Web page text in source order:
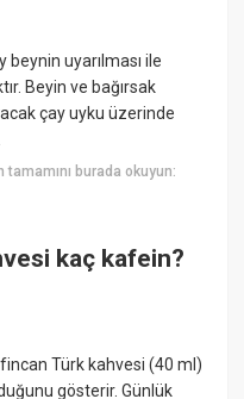
uyarılması ile
Beyin ve bağırsak
çay uyku üzerinde
tamamını burada okuyun:
kaç kafein?
Türk kahvesi (40 ml)
gösterir. Günlük